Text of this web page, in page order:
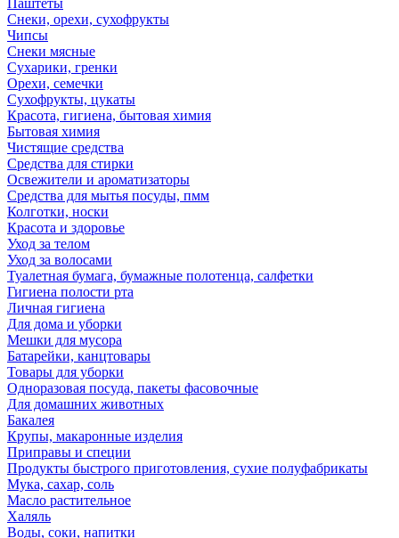
Паштеты
Снеки, орехи, сухофрукты
Чипсы
Снеки мясные
Сухарики, гренки
Орехи, семечки
Сухофрукты, цукаты
Красота, гигиена, бытовая химия
Бытовая химия
Чистящие средства
Средства для стирки
Освежители и ароматизаторы
Средства для мытья посуды, пмм
Колготки, носки
Красота и здоровье
Уход за телом
Уход за волосами
Туалетная бумага, бумажные полотенца, салфетки
Гигиена полости рта
Личная гигиена
Для дома и уборки
Мешки для мусора
Батарейки, канцтовары
Товары для уборки
Одноразовая посуда, пакеты фасовочные
Для домашних животных
Бакалея
Крупы, макаронные изделия
Приправы и специи
Продукты быстрого приготовления, сухие полуфабрикаты
Мука, сахар, соль
Масло растительное
Халяль
Воды, соки, напитки